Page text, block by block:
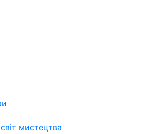
мистецтва